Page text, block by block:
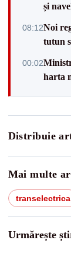
și
08:12Noi
tutun
00:02
harta
Distribuie
Mai multe
transelectrica
Urmărește